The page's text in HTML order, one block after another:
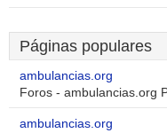
Páginas populares
ambulancias.org
Foros - ambulancias.org
ambulancias.org